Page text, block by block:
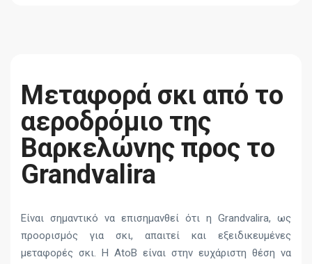
Μεταφορά σκι από το
αεροδρόμιο της
Βαρκελώνης προς το
Grandvalira
Είναι σημαντικό να επισημανθεί ότι η Grandvalira, ως
προορισμός για σκι, απαιτεί και εξειδικευμένες
μεταφορές σκι. Η AtoB είναι στην ευχάριστη θέση να